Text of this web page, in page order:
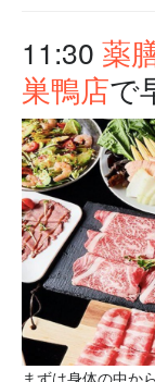
11:30 薬
巣鴨店で